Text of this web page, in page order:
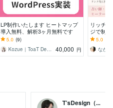
LP制作いたします ヒートマップ
導入無料、解析3ヶ月無料です
5.0 (9)
Kozue｜ToaT Design
40,000 円
リッチ
ジで制
柄・想
ミニLP
5.0
なか
T’sDesign（...